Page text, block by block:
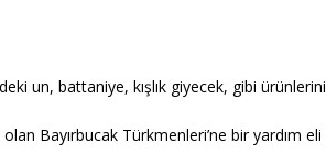
un, battaniye, kışlık giyecek, gibi ürünlerini
olan Bayırbucak Türkmenleri’ne bir yardım eli